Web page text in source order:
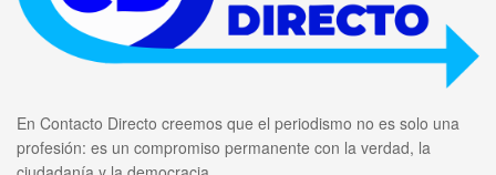
En Contacto Directo creemos que el periodismo no es solo una
profesión: es un compromiso permanente con la verdad, la